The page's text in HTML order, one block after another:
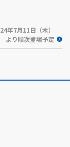
年7月11日（木）
より順次登場予定